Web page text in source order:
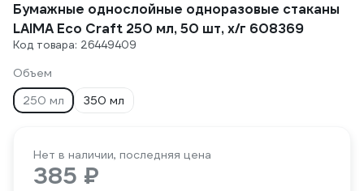
Бумажные однослойные одноразовые стаканы
LAIMA Eco Craft 250 мл, 50 шт, х/г 608369
Код товара: 26449409
Объем
250 мл
350 мл
Нет в наличии, последняя цена
385 ₽